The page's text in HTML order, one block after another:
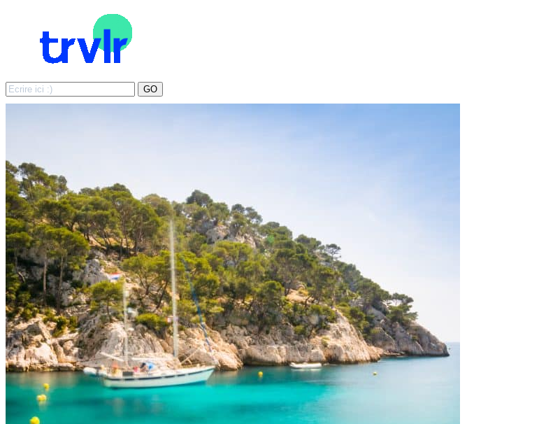
Search
for:
GO